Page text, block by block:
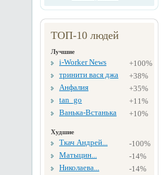
ТОП-10 людей
Лучшие
i-Worker News
+100%
тринити вася джа
+38%
Анфалия
+35%
tan_go
+11%
Ванька-Встанька
+10%
Худшие
Ткач Андрей...
-100%
Матыцин...
-14%
Николаева...
-14%